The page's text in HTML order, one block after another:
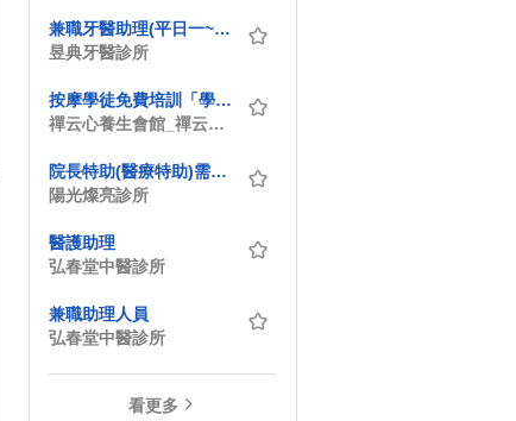
兼職牙醫助理(平日一~五.每周排8診-10診)
昱典牙醫診所
按摩學徒免費培訓「學成月入6萬 ~10萬」
禪云心養生會館_禪云心有限公司
院長特助(醫療特助)需有醫療背景
陽光燦亮診所
醫護助理
弘春堂中醫診所
兼職助理人員
弘春堂中醫診所
看更多